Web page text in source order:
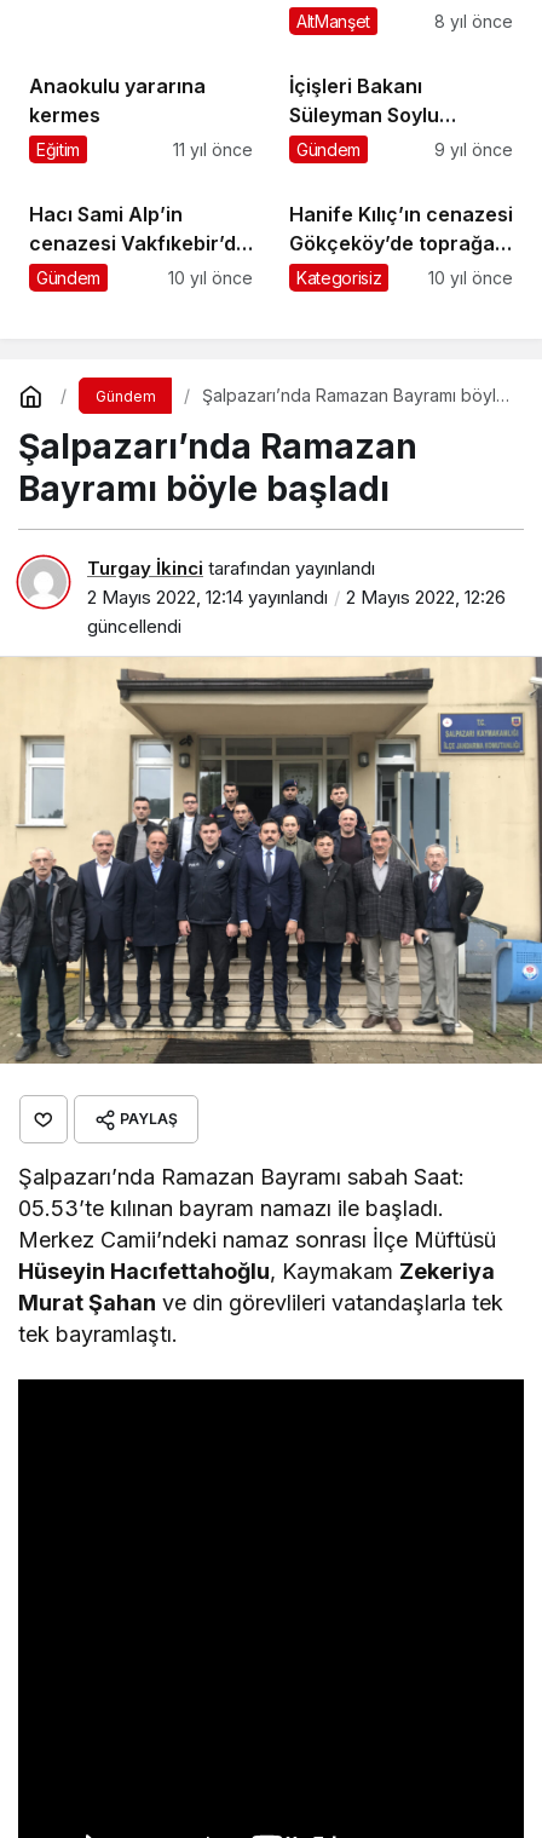
Başkan Aday Adayı
AltManşet 8 yıl önce
Anaokulu yararına
kermes
Eğitim 11 yıl önce
İçişleri Bakanı
Süleyman Soylu
Trabzon’da iftarda
Gündem 9 yıl önce
Hacı Sami Alp’in
cenazesi Vakfıkebir’de
toprağa verildi
Gündem 10 yıl önce
Hanife Kılıç’ın cenazesi
Gökçeköy’de toprağa
verildi
Kategorisiz 10 yıl önce
Gündem
Şalpazarı’nda Ramazan Bayramı böyle
Şalpazarı’nda Ramazan
Bayramı böyle başladı
Turgay İkinci tarafından yayınlandı
2 Mayıs 2022, 12:14 yayınlandı
2 Mayıs 2022, 12:26
güncellendi
PAYLAŞ
Şalpazarı’nda Ramazan Bayramı sabah Saat:
05.53’te kılınan bayram namazı ile başladı.
Merkez Camii’ndeki namaz sonrası İlçe Müftüsü
Hüseyin Hacıfettahoğlu, Kaymakam Zekeriya
Murat Şahan ve din görevlileri vatandaşlarla tek
tek bayramlaştı.